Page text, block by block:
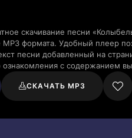
скачивание песни
формата. Удобный плеер
песни добавленный на
ознакомления с содержанием
СКАЧАТЬ MP3